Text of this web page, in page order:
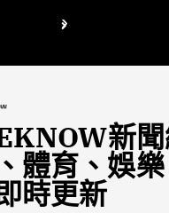
翁曉玲喊刪陸委會1295萬媒宣
新
體育、娛
時更新